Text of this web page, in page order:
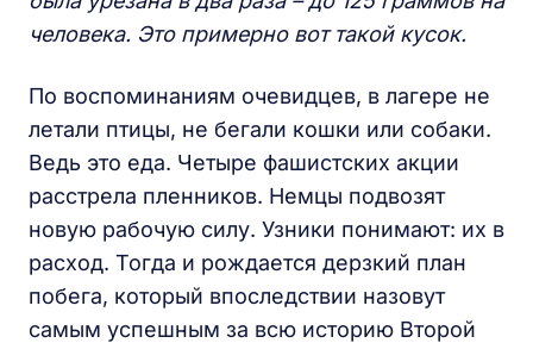
человека. Это примерно вот такой кусок.
По воспоминаниям очевидцев, в лагере не
летали птицы, не бегали кошки или собаки.
Ведь это еда. Четыре фашистских акции
расстрела пленников. Немцы подвозят
новую рабочую силу. Узники понимают: их в
расход. Тогда и рождается дерзкий план
побега, который впоследствии назовут
самым успешным за всю историю Второй